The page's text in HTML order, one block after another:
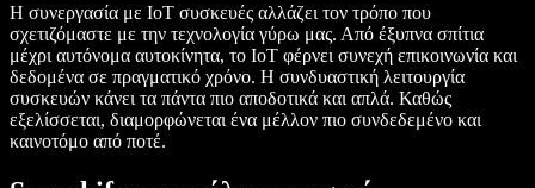
Η συνεργασία με IoT συσκευές αλλάζει τον τρόπο που
σχετιζόμαστε με την τεχνολογία γύρω μας. Από έξυπνα σπίτια
μέχρι αυτόνομα αυτοκίνητα, το IoT φέρνει συνεχή επικοινωνία και
δεδομένα σε πραγματικό χρόνο. Η συνδυαστική λειτουργία
συσκευών κάνει τα πάντα πιο αποδοτικά και απλά. Καθώς
εξελίσσεται, διαμορφώνεται ένα μέλλον πιο συνδεδεμένο και
καινοτόμο από ποτέ.